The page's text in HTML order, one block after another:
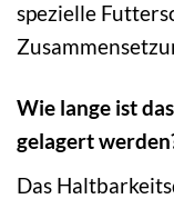
spezielle
Wie lange ist
gelagert
Das